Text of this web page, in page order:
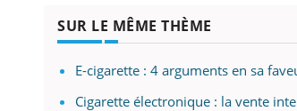
SUR LE MÊME THÈME
E-cigarette : 4 arguments en sa
Cigarette électronique : la vente